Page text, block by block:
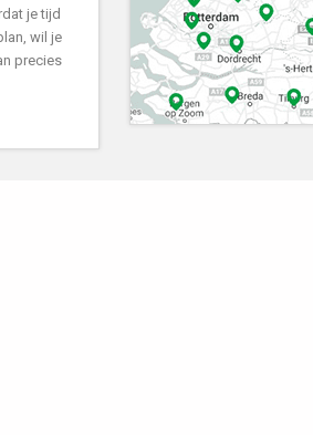
je tijd
wil je
precies